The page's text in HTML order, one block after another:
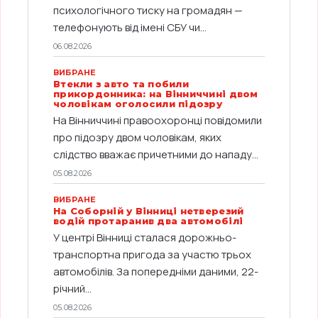
психологічного тиску на громадян —
телефонують від імені СБУ чи...
06.08.2026
ВИБРАНЕ
Втекли з авто та побили
прикордонника: на Вінниччині двом
чоловікам оголосили підозру
На Вінниччині правоохоронці повідомили
про підозру двом чоловікам, яких
слідство вважає причетними до нападу...
05.08.2026
ВИБРАНЕ
На Соборній у Вінниці нетверезий
водій протаранив два автомобілі
У центрі Вінниці сталася дорожньо-
транспортна пригода за участю трьох
автомобілів. За попередніми даними, 22-
річний...
05.08.2026